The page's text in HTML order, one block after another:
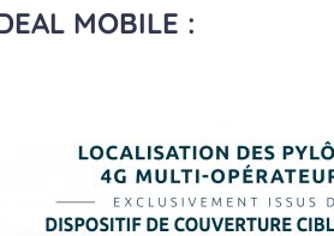
MOBILE :